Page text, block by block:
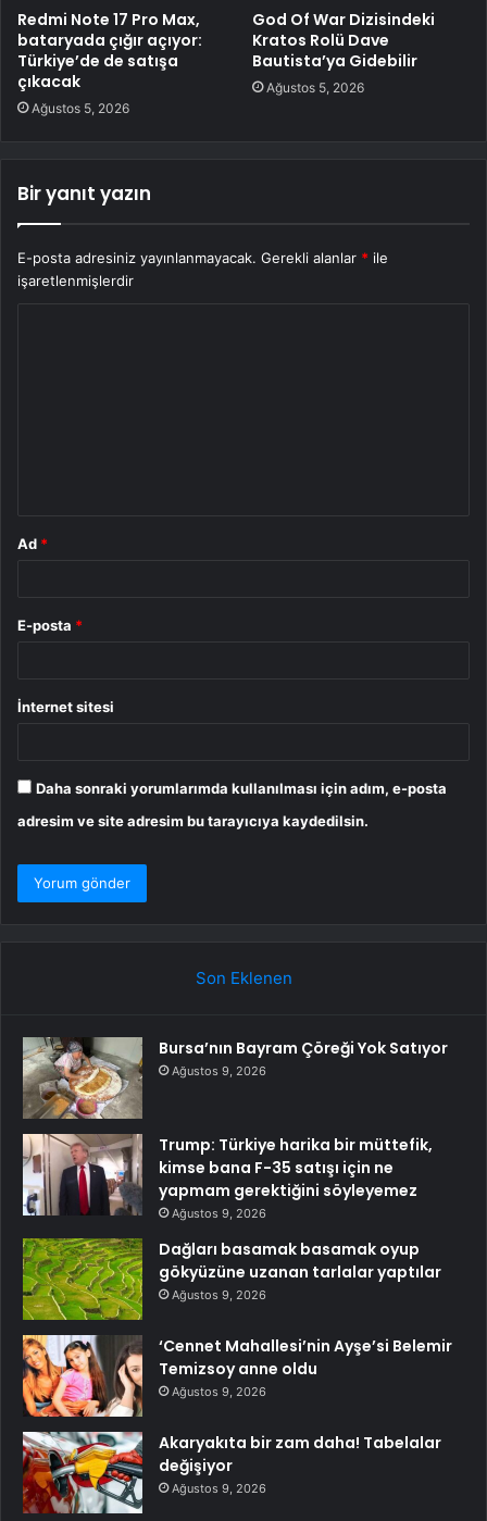
Redmi Note 17 Pro Max,
bataryada çığır açıyor:
Türkiye’de de satışa
çıkacak
Ağustos 5, 2026
God Of War Dizisindeki
Kratos Rolü Dave
Bautista’ya Gidebilir
Ağustos 5, 2026
Bir yanıt yazın
E-posta adresiniz yayınlanmayacak. Gerekli alanlar * ile
işaretlenmişlerdir
Ad *
E-posta *
İnternet sitesi
Daha sonraki yorumlarımda kullanılması için adım, e-posta
adresim ve site adresim bu tarayıcıya kaydedilsin.
Son Eklenen
Bursa’nın Bayram Çöreği Yok Satıyor
Ağustos 9, 2026
Trump: Türkiye harika bir müttefik,
kimse bana F-35 satışı için ne
yapmam gerektiğini söyleyemez
Ağustos 9, 2026
Dağları basamak basamak oyup
gökyüzüne uzanan tarlalar yaptılar
Ağustos 9, 2026
‘Cennet Mahallesi’nin Ayşe’si Belemir
Temizsoy anne oldu
Ağustos 9, 2026
Akaryakıta bir zam daha! Tabelalar
değişiyor
Ağustos 9, 2026